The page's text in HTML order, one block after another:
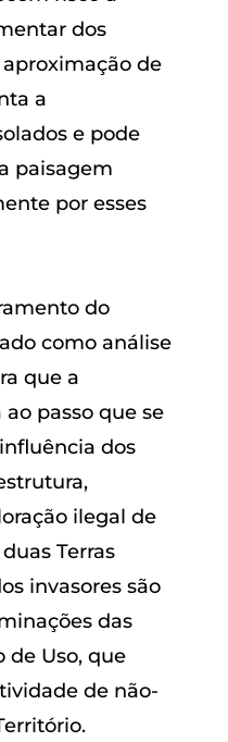
dos
de
a
e pode
paisagem
por esses
do
como análise
que a
passo que se
dos
ilegal de
Terras
invasores são
das
de Uso, que
de não-